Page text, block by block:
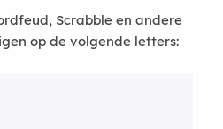
Scrabble en andere
op de volgende letters: